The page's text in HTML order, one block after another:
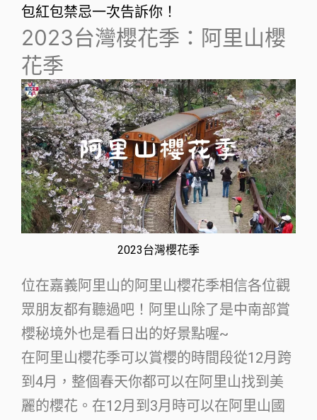
包紅包禁忌一次告訴你！
2023台灣櫻花季：阿里山櫻
花季
2023台灣櫻花季
位在嘉義阿里山的阿里山櫻花季相信各位觀
眾朋友都有聽過吧！阿里山除了是中南部賞
櫻秘境外也是看日出的好景點喔~
在阿里山櫻花季可以賞櫻的時間段從12月跨
到4月，整個春天你都可以在阿里山找到美
麗的櫻花。在12月到3月時可以在阿里山國